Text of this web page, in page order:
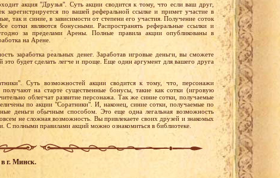
акция "Друзья". Суть акции сводится к тому, что если ваш друг,
зарегистрируется по вашей реферальной ссылке и примет участие в
так и синие, в зависимости от степени его участия. Получение соток
сотки являются бонусными. Распространять реферальные ссылки и
за пределами Арены. Полные правила акции опубликованы в
на Арене.
заработка реальных денег. Заработав игровые деньги, вы сможете
будет сделать легче и проще. Еще один аргумент для вашего друга
Суть возможностей акции сводится к тому, что, персонажи
на старте существенные бонусы, такие как сотки (игровую
облегчат развитие персонажа. Так же синие сотки, получаемые
по акции "Соратники". И, наконец, синие сотки, получаемые по
деньги обычным способом. Это еще одна легальная возможность
не сложная возможность. Вы привлекаете своих друзей и знакомых
С полными правилами акций можно ознакомиться в библиотеке.
г. Минск.